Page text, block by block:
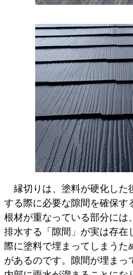
縁切りは、塗料が硬化した
する際に必要な隙間を確保す
根材が重なっている部分には
排水する「隙間」が実は存在
際に塗料で埋まってしまう
があるのです。隙間が埋ま